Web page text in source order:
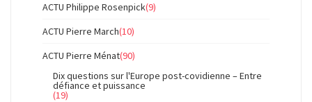
ACTU Philippe Rosenpick(9)
ACTU Pierre March(10)
ACTU Pierre Ménat(90)
Dix questions sur l'Europe post-covidienne – Entre
défiance et puissance
(19)